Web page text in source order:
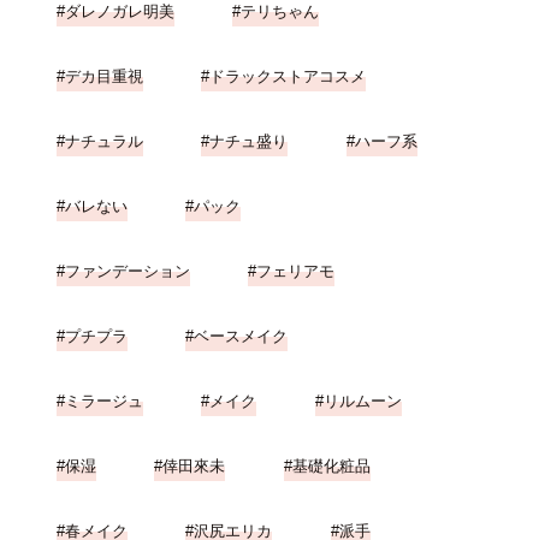
ダレノガレ明美 テリちゃん
デカ目重視 ドラックストアコスメ
ナチュラル ナチュ盛り ハーフ系
バレない パック
ファンデーション フェリアモ
プチプラ ベースメイク
ミラージュ メイク リルムーン
保湿 倖田來未 基礎化粧品
春メイク 沢尻エリカ 派手